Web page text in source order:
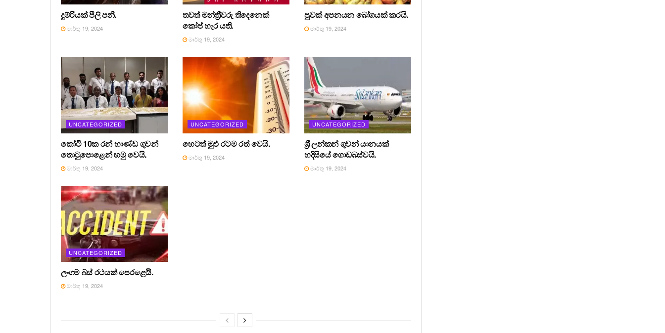
දුම්රියක් පීලි පනී.
මාර්තු 19, 2024
තවත් මන්ත්‍රීවරු තිදෙනෙක්
කෝප් හැර යති.
මාර්තු 19, 2024
පුවක් අපනයන බෝගයක් කරයි.
මාර්තු 19, 2024
UNCATEGORIZED
කෝටි 10ක රන් භාණ්ඩ ගුවන්
තොටුපොළෙන් හමු වෙයි.
මාර්තු 19, 2024
UNCATEGORIZED
හෙටත් මුළු රටම රත් වෙයි.
මාර්තු 19, 2024
UNCATEGORIZED
ශ්‍රී ලන්කන් ගුවන් යානයක්
හදිසියේ ගොඩබස්වයි.
මාර්තු 19, 2024
UNCATEGORIZED
ලංගම බස් රථයක් පෙරළෙයි.
මාර්තු 19, 2024